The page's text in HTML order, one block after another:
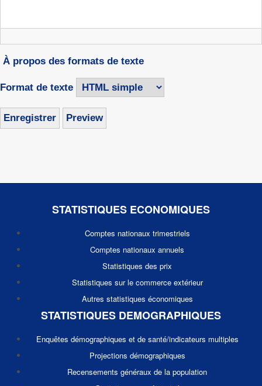
À propos des formats de texte
Format de texte
STATISTIQUES ECONOMIQUES
Comptes nationaux trimestriels
Comptes nationaux annuels
Statistiques des prix
Statistiques sur le commerce extérieur
Autres statistiques économiques
STATISTIQUES DEMOGRAPHIQUES
Enquêtes démographiques et de santé/indicateurs multiples
Projections démographiques
Recensements généraux de la population